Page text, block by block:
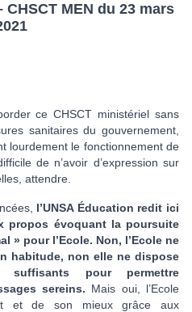
MEN du 23 mars
ce CHSCT ministériel sans
sanitaires du gouvernement,
lourdement le fonctionnement de
de n’avoir d’expression sur
attendre.
l’UNSA Éducation redit ici
propos évoquant la poursuite
» pour l’Ecole. Non, l’Ecole ne
habitude, non elle ne dispose
pour permettre
sereins. Mais oui, l’Ecole
et de son mieux grâce aux